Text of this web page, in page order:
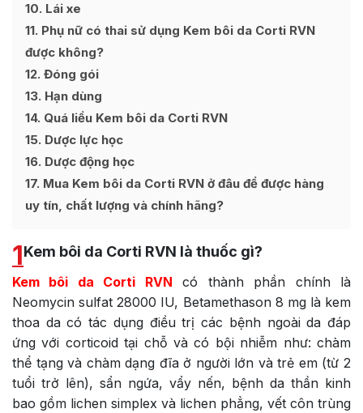
10 Lái xe
11 Phụ nữ có thai sử dụng Kem bôi da Corti RVN
được không?
12 Đóng gói
13 Hạn dùng
14 Quá liều Kem bôi da Corti RVN
15 Dược lực học
16 Dược động học
17 Mua Kem bôi da Corti RVN ở đâu để được hàng
uy tín, chất lượng và chính hãng?
1Kem bôi da Corti RVN là thuốc gì?
Kem bôi da Corti RVN có thành phần chính là
Neomycin sulfat 28000 IU, Betamethason 8 mg là kem
thoa da có tác dụng điều trị các bệnh ngoài da đáp
ứng với corticoid tại chỗ và có bội nhiễm như: chàm
thể tạng và chàm dạng đĩa ở người lớn và trẻ em (từ 2
tuổi trở lên), sẩn ngứa, vẩy nến, bệnh da thần kinh
bao gồm lichen simplex và lichen phẳng, vết côn trùng